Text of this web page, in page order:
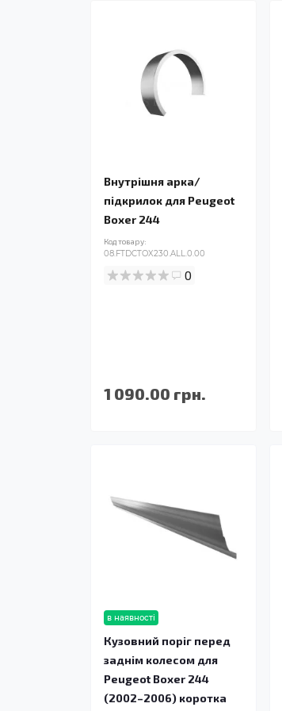
Внутрішня арка/
підкрилок для Peugeot
Boxer 244
Код товару:
08.FTDCTOX230.ALL.0.00
0
1 090.00 грн.
в наявності
Кузовний поріг перед
заднім колесом для
Peugeot Boxer 244
(2002–2006) коротка